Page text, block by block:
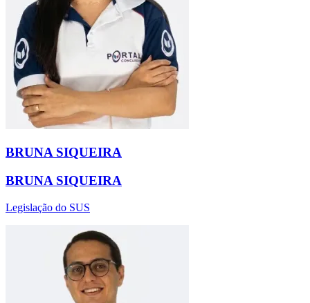
BRUNA SIQUEIRA
BRUNA SIQUEIRA
Legislação do SUS